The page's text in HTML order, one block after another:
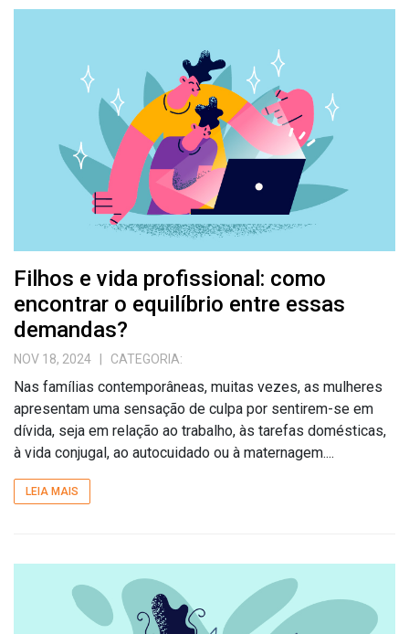
Filhos e vida profissional: como
encontrar o equilíbrio entre essas
demandas?
NOV 18, 2024 | CATEGORIA:
Nas famílias contemporâneas, muitas vezes, as mulheres
apresentam uma sensação de culpa por sentirem-se em
dívida, seja em relação ao trabalho, às tarefas domésticas,
à vida conjugal, ao autocuidado ou à maternagem....
LEIA MAIS